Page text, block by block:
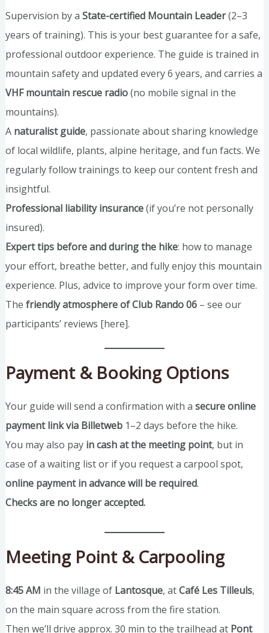
Supervision by a State-certified Mountain Leader(2–3
years of training). This is your best guarantee for a safe,
professional outdoor experience. The guide is trained in
mountain safety and updated every 6 years, and carries a
VHF mountain rescue radio(no mobile signal in the
mountains).
A naturalist guide, passionate about sharing knowledge
of local wildlife, plants, alpine heritage, and fun facts. We
regularly follow trainings to keep our content fresh and
insightful.
Professional liability insurance(if you’re not personally
insured).
Expert tips before and during the hike: how to manage
your effort, breathe better, and fully enjoy this mountain
experience. Plus, advice to improve your form over time.
The friendly atmosphere of Club Rando 06– see our
participants’ reviews [here].
Payment & Booking Options
Your guide will send a confirmation with a secure online
payment link via Billetweb1–2 days before the hike.
You may also pay in cash at the meeting point, but in
case of a waiting list or if you request a carpool spot,
online payment in advance will be required.
Checks are no longer accepted.
Meeting Point & Carpooling
8:45 AM in the village of Lantosque, atCafé Les Tilleuls,
on the main square across from the fire station.
Then we’ll drive approx. 30 min to the trailhead at Pont